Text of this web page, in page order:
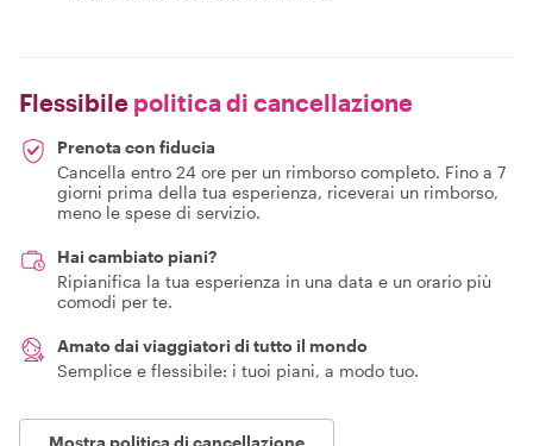
Flessibile politica di cancellazione
Prenota con fiducia
Cancella entro 24 ore per un rimborso completo. Fino a 7
giorni prima della tua esperienza, riceverai un rimborso,
meno le spese di servizio.
Hai cambiato piani?
Ripianifica la tua esperienza in una data e un orario più
comodi per te.
Amato dai viaggiatori di tutto il mondo
Semplice e flessibile: i tuoi piani, a modo tuo.
Mostra politica di cancellazione